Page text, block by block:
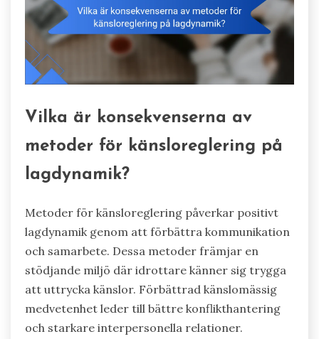
Vilka är konsekvenserna av
metoder för känsloreglering på
lagdynamik?
Metoder för känsloreglering påverkar positivt
lagdynamik genom att förbättra kommunikation
och samarbete. Dessa metoder främjar en
stödjande miljö där idrottare känner sig trygga
att uttrycka känslor. Förbättrad känslomässig
medvetenhet leder till bättre konflikthantering
och starkare interpersonella relationer.